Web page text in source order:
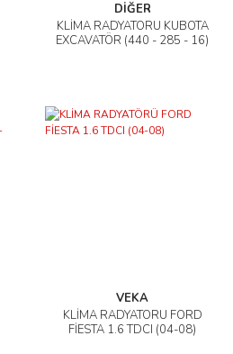
DİĞER
KLİMA RADYATÖRÜ KUBOTA
EXCAVATÖR (440 - 285 - 16)
VEKA
KLİMA RADYATÖRÜ FORD
FİESTA 1.6 TDCI (04-08)